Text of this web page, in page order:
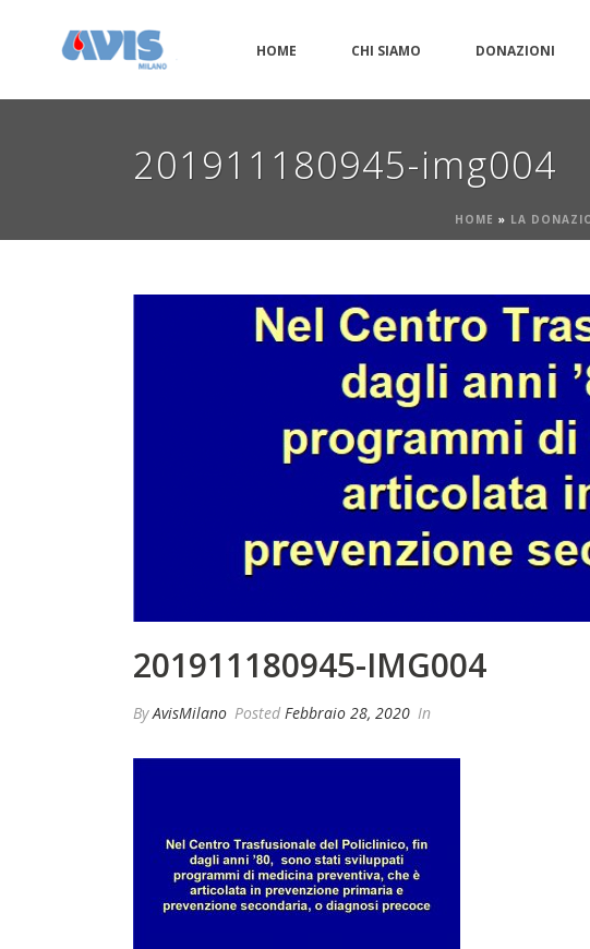
HOME CHI SIAMO DONAZIONI
201911180945-img004
HOME » LA
201911180945-IMG004
ByAvisMilano Posted Febbraio 28, 2020 In